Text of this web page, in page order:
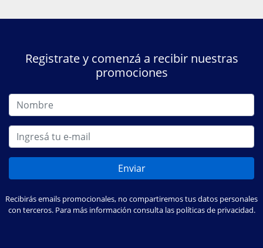
Registrate y comenzá a recibir nuestras
promociones
Enviar
Recibirás emails promocionales, no compartiremos tus datos personales
con terceros. Para más información consulta las políticas de privacidad.